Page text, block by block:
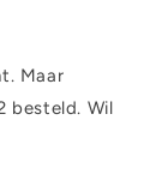
Maar
besteld. Wil